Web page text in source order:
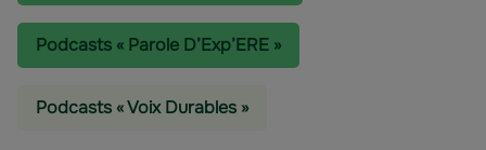
Podcasts « Parole D’Exp’ERE »
Podcasts « Voix Durables »